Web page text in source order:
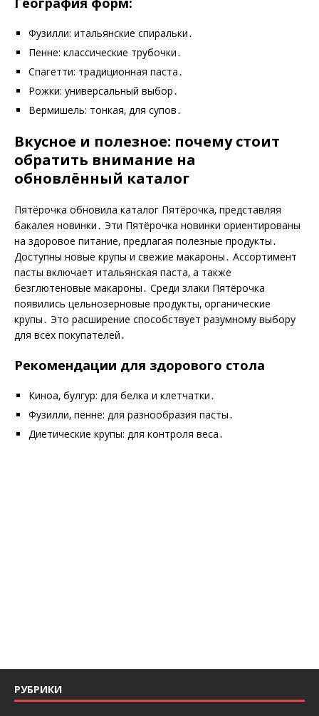
Фузилли: итальянские спиральки․
Пенне: классические трубочки․
Спагетти: традиционная паста․
Рожки: универсальный выбор․
Вермишель: тонкая‚ для супов․
Вкусное и полезное: почему стоит
обратить внимание на
обновлённый каталог
Пятёрочка обновила каталог Пятёрочка‚ представляя
бакалея новинки․ Эти Пятёрочка новинки ориентированы
на здоровое питание‚ предлагая полезные продукты․
Доступны новые крупы и свежие макароны․ Ассортимент
пасты включает итальянская паста‚ а также
безглютеновые макароны․ Среди злаки Пятёрочка
появились цельнозерновые продукты‚ органические
крупы․ Это расширение способствует разумному выбору
для всех покупателей․
Рекомендации для здорового стола
Киноа‚ булгур: для белка и клетчатки․
Фузилли‚ пенне: для разнообразия пасты․
Диетические крупы: для контроля веса․
РУБРИКИ